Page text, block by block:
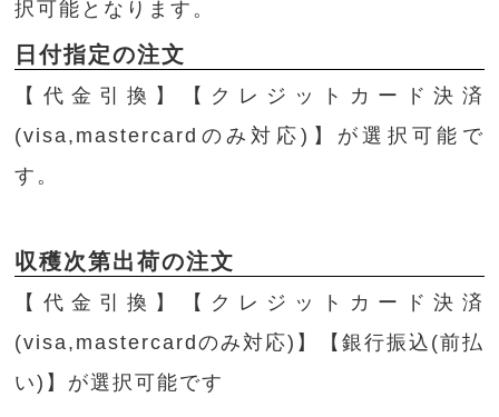
択可能となります。
日付指定の注文
【代金引換】【クレジットカード決済
(visa,mastercardのみ対応)】が選択可能で
す。
収穫次第出荷の注文
【代金引換】【クレジットカード決済
(visa,mastercardのみ対応)】【銀行振込(前払
い)】が選択可能です